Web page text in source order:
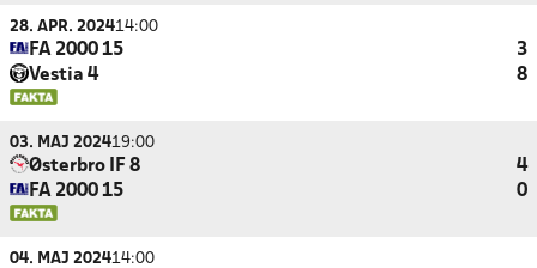
28. APR. 202414:00
FA 2000 15
3
Vestia 4
8
03. MAJ 202419:00
Østerbro IF 8
4
FA 2000 15
0
04. MAJ 202414:00